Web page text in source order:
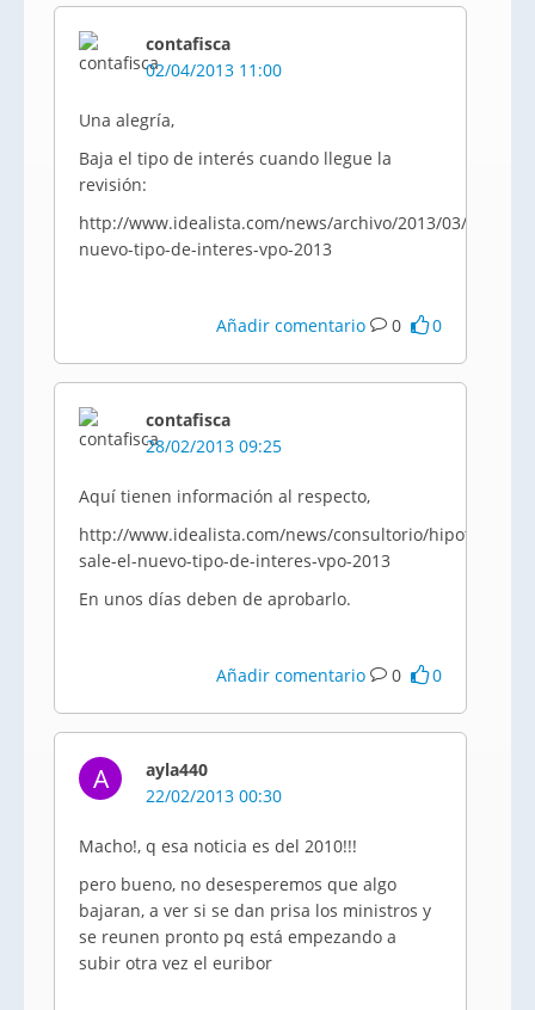
contafisca
02/04/2013 11:00
Una alegría,
Baja el tipo de interés cuando llegue la
revisión:
http://www.idealista.com/news/archivo/2013/03/25/
nuevo-tipo-de-interes-vpo-2013
Añadir comentario 0 0
contafisca
28/02/2013 09:25
Aquí tienen información al respecto,
http://www.idealista.com/news/consultorio/hipotecas/
sale-el-nuevo-tipo-de-interes-vpo-2013
En unos días deben de aprobarlo.
Añadir comentario 0 0
A
ayla440
22/02/2013 00:30
Macho!, q esa noticia es del 2010!!!
pero bueno, no desesperemos que algo
bajaran, a ver si se dan prisa los ministros y
se reunen pronto pq está empezando a
subir otra vez el euribor